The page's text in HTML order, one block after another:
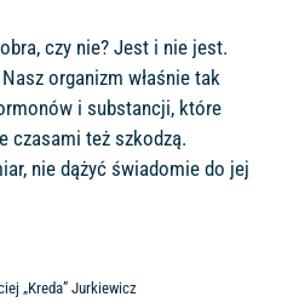
czy nie? Jest i nie jest.
organizm właśnie tak
i substancji, które
czasami też szkodzą.
nie dążyć świadomie do jej
„Kreda” Jurkiewicz